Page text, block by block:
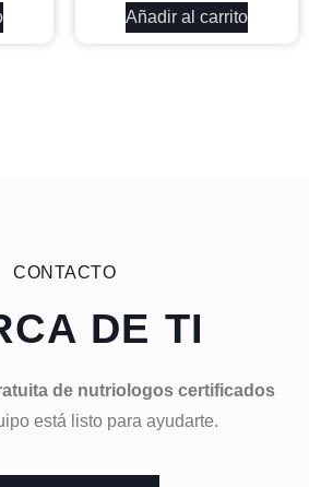
Añadir al carrito
CONTACTO
DE TI
de nutriologos certificados
está listo para ayudarte.